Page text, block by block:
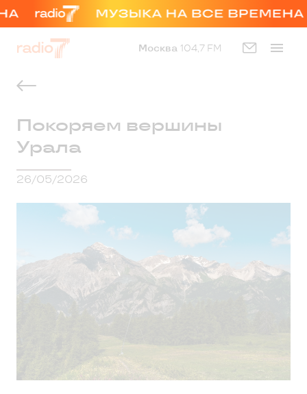
Москва 104,7 FM
Покоряем вершины
Урала
26/05/2026